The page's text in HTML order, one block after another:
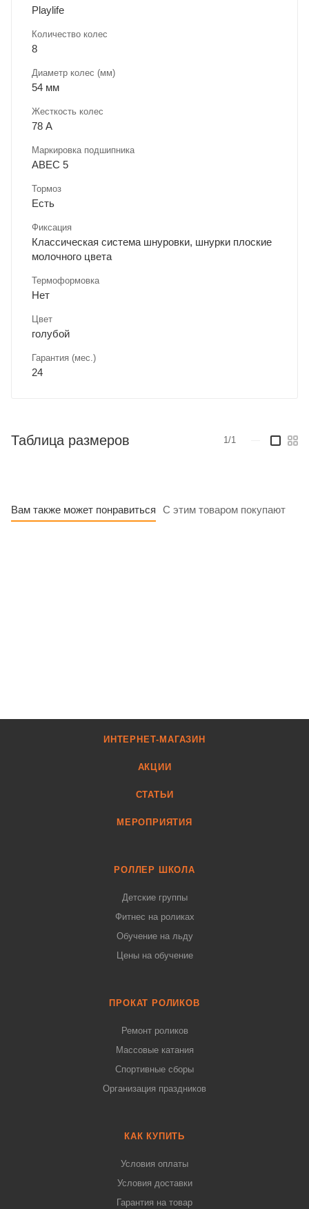
Playlife
Количество колес
8
Диаметр колес (мм)
54 мм
Жесткость колес
78 А
Маркировка подшипника
ABEC 5
Тормоз
Есть
Фиксация
Классическая система шнуровки, шнурки плоские
молочного цвета
Термоформовка
Нет
Цвет
голубой
Гарантия (мес.)
24
Таблица размеров 1/1
Вам также может понравиться С этим товаром покупают
ИНТЕРНЕТ-МАГАЗИН
АКЦИИ
СТАТЬИ
МЕРОПРИЯТИЯ
РОЛЛЕР ШКОЛА
Детские группы
Фитнес на роликах
Обучение на льду
Цены на обучение
ПРОКАТ РОЛИКОВ
Ремонт роликов
Массовые катания
Спортивные сборы
Организация праздников
КАК КУПИТЬ
Условия оплаты
Условия доставки
Гарантия на товар